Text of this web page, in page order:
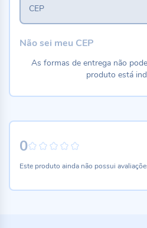
0
Este produto ainda não possui
CEP
Não sei meu CEP
As formas de entrega não
produto está